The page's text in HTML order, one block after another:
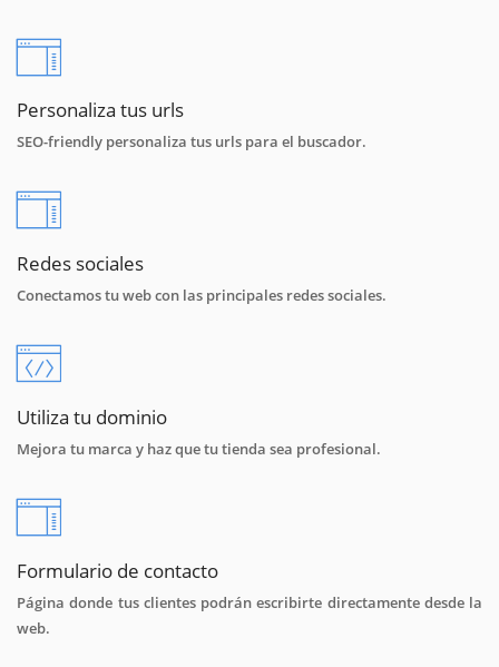
Personaliza tus urls
SEO-friendly personaliza tus urls para el buscador.
Redes sociales
Conectamos tu web con las principales redes sociales.
Utiliza tu dominio
Mejora tu marca y haz que tu tienda sea profesional.
Formulario de contacto
Página donde tus clientes podrán escribirte directamente desde la
web.